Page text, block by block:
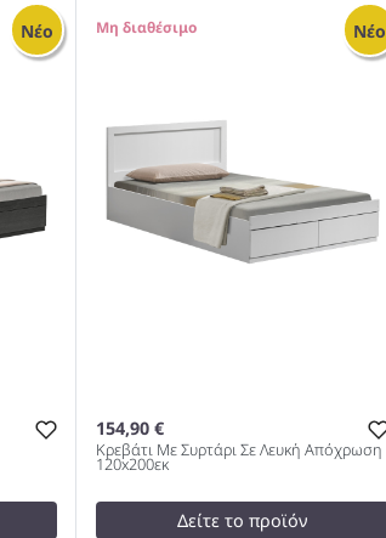
Κρεβάτι Σε Sonoma Απόχρωση
140x200cm 978
Νέο Νέο
154,90 €
Κρεβάτι Με Συρτάρι Σε Λευκή Απόχρωση
120x200εκ
Δείτε το προϊόν